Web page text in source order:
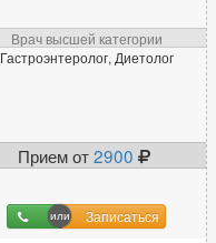
Врач высшей категории
Гастроэнтеролог, Диетолог
Прием от2900
Записаться